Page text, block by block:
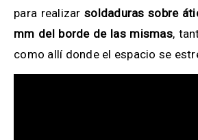
para realizarsoldaduras sobre
mm del borde de las mismas,
como allí donde el espacio se